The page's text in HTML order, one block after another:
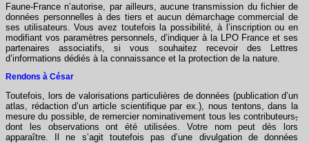
Faune-France n’autorise, par ailleurs, aucune transmission du fichier de
données personnelles à des tiers et aucun démarchage commercial de
ses utilisateurs. Vous avez toutefois la possibilité, à l’inscription ou en
modifiant vos paramètres personnels, d’indiquer à la LPO France et ses
partenaires associatifs, si vous souhaitez recevoir des Lettres
d’informations dédiés à la connaissance et la protection de la nature.
Rendons à César
Toutefois, lors de valorisations particulières de données (publication d’un
atlas, rédaction d’un article scientifique par ex.), nous tentons, dans la
mesure du possible, de remercier nominativement tous les contributeurs,
dont les observations ont été utilisées. Votre nom peut dès lors
apparaître. Il ne s’agit toutefois pas d’une divulgation de données